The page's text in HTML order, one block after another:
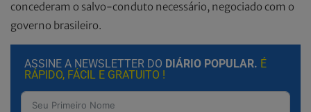
concederam o salvo-conduto necessário, negociado com o
governo brasileiro.
ASSINE A NEWSLETTER DO DIÁRIO POPULAR. É
RÁPIDO, FÁCIL E GRATUITO !